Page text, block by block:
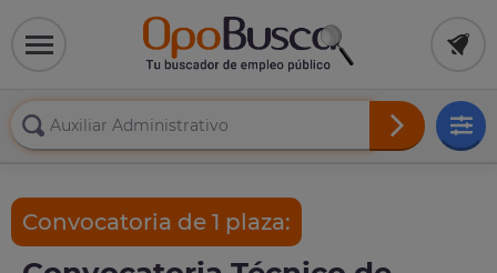
Convocatoria de 1 plaza: